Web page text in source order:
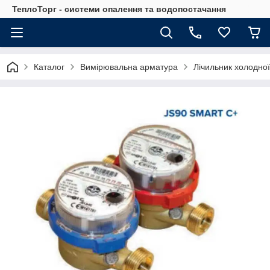
ТеплоТорг - системи опалення та водопостачання
Каталог Вимірювальна арматура Лічильник